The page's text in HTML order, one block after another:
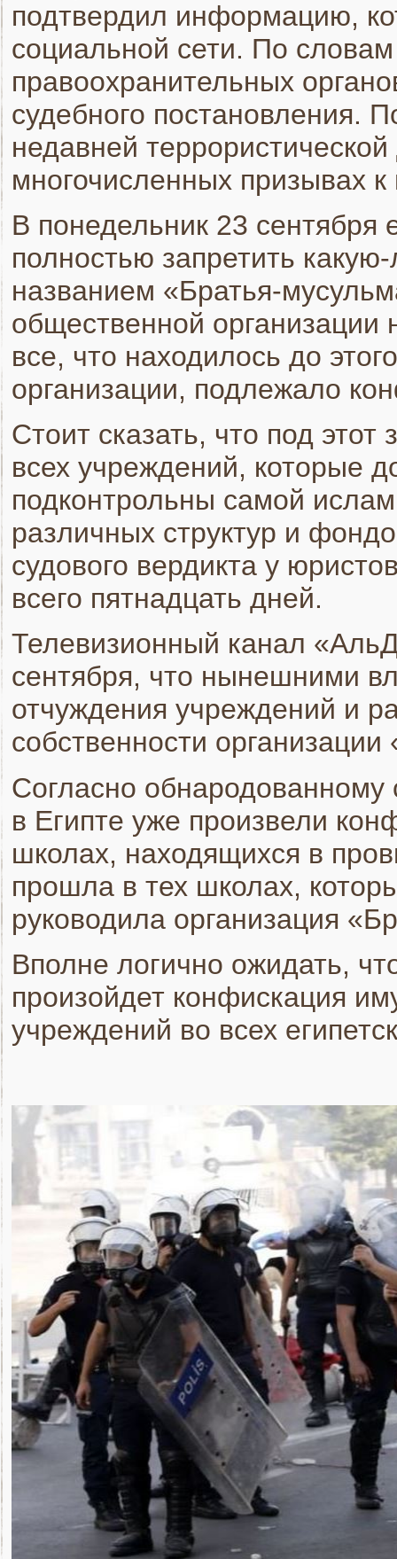
подтвердил информацию,
социальной сети. По
правоохранительных
судебного постановления.
недавней
многочисленных призывах
В понедельник 23 сентября
полностью запретить
названием «Братья-
общественной организации
все, что находилось до
организации, подлежало
Стоит сказать, что под этот
всех учреждений, которые
подконтрольны самой
различных структур и
судового вердикта у
всего пятнадцать дней.
Телевизионный канал
сентября, что нынешними
отчуждения учреждений и
собственности
Согласно
в Египте уже произвели
школах, находящихся в
прошла в тех школах,
руководила организация
Вполне логично ожидать,
произойдет конфискация
учреждений во всех